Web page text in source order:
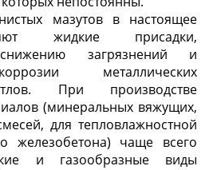
мазутов в настоящее
жидкие присадки,
загрязнений и
металлических
При производстве
(минеральных вяжущих,
для тепловлажностной
железобетона) чаще всего
и газообразные виды